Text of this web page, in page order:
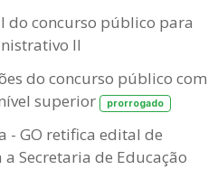
do concurso público para
II
do concurso público com
superior
prorrogado
- GO retifica edital de
Secretaria de Educação